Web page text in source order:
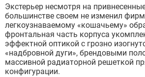
Экстерьер несмотря на
большинстве своем не изменил
легкоузнаваемому «кошачьему»
фронтальная часть корпуса
эффектной оптикой с грозно
«надбровной дуги», брендовыми
массивной радиаторной решеткой
конфигурации.